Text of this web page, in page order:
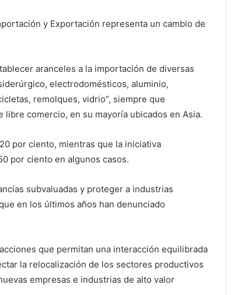
y Exportación representa un cambio de
aranceles a la importación de diversas
electrodomésticos, aluminio,
remolques, vidrio”, siempre que
comercio, en su mayoría ubicados en Asia.
por ciento, mientras que la iniciativa
por ciento en algunos casos.
subvaluadas y proteger a industrias
en los últimos años han denunciado
que permitan una interacción equilibrada
la relocalización de los sectores productivos
empresas e industrias de alto valor